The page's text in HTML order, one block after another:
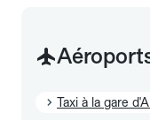
Taxi à la gare